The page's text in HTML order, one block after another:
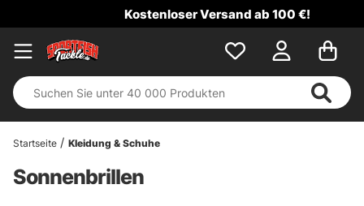
Kostenloser Versand ab 100 €!
Startseite Kleidung & Schuhe
Sonnenbrillen